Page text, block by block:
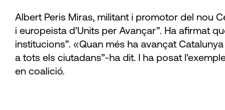
Albert Peris Miras, militant i promotor del nou
i europeista d’Units per Avançar”. Ha afirmat
institucions”. «Quan més ha avançat
a tots els ciutadans”-ha dit. I ha posat
en coalició.